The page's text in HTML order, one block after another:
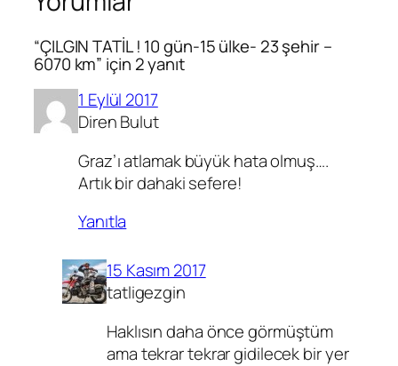
“ÇILGIN TATİL ! 10 gün-15 ülke- 23 şehir –
6070 km” için 2 yanıt
1 Eylül 2017
Diren Bulut
Graz’ı atlamak büyük hata olmuş….
Artık bir dahaki sefere!
Yanıtla
15 Kasım 2017
tatligezgin
Haklısın daha önce görmüştüm
ama tekrar tekrar gidilecek bir yer